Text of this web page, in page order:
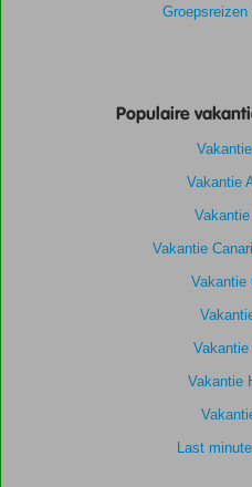
Populaire
Vakantie
Vakantie
Vakantie
Vakantie
Last